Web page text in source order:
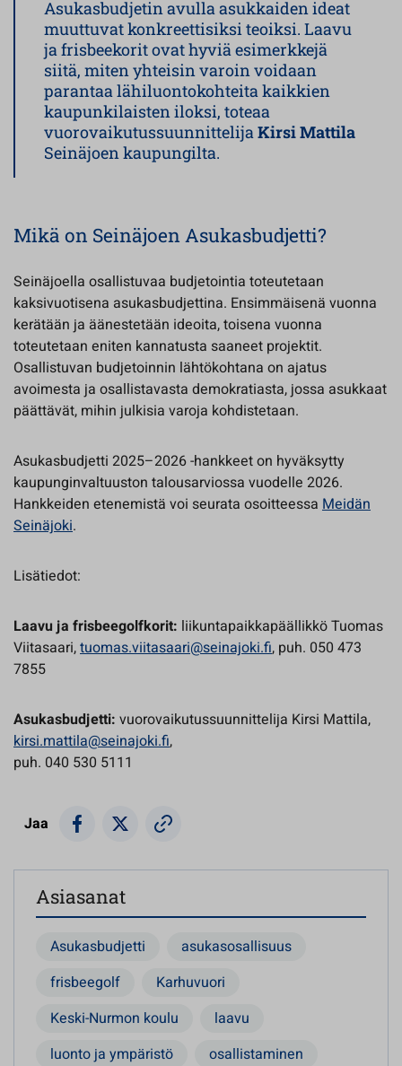
Asukasbudjetin avulla asukkaiden ideat
muuttuvat konkreettisiksi teoiksi. Laavu
ja frisbeekorit ovat hyviä esimerkkejä
siitä, miten yhteisin varoin voidaan
parantaa lähiluontokohteita kaikkien
kaupunkilaisten iloksi, toteaa
vuorovaikutussuunnittelijaKirsi Mattila
Seinäjoen kaupungilta.
Mikä on Seinäjoen Asukasbudjetti?
Seinäjoella osallistuvaa budjetointia toteutetaan
kaksivuotisena asukasbudjettina. Ensimmäisenä vuonna
kerätään ja äänestetään ideoita, toisena vuonna
toteutetaan eniten kannatusta saaneet projektit.
Osallistuvan budjetoinnin lähtökohtana on ajatus
avoimesta ja osallistavasta demokratiasta, jossa asukkaat
päättävät, mihin julkisia varoja kohdistetaan.
Asukasbudjetti 2025–2026 -hankkeet on hyväksytty
kaupunginvaltuuston talousarviossa vuodelle 2026.
Hankkeiden etenemistä voi seurata osoitteessa Meidän
Seinäjoki.
Lisätiedot:
Laavu ja frisbeegolfkorit: liikuntapaikkapäällikkö Tuomas
Viitasaari,tuomas.viitasaari@seinajoki.fi, puh. 050 473
7855
Asukasbudjetti: vuorovaikutussuunnittelija Kirsi Mattila,
kirsi.mattila@seinajoki.fi,
puh. 040 530 5111
Jaa
Asiasanat
Asukasbudjetti
asukasosallisuus
frisbeegolf
Karhuvuori
Keski-Nurmon koulu
laavu
luonto ja ympäristö
osallistaminen